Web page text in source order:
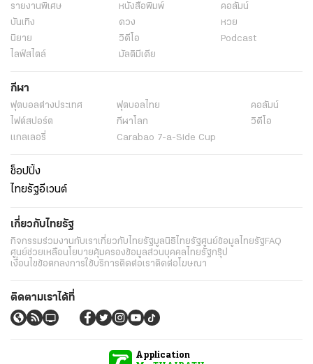
รายงานพิเศษ หนังสือพิมพ์
คอลัมน์
บันเทิง
ดวง
หวย
นิยาย
วิดีโอ
Podcast
ไลฟ์สไตล์
มัลติมีเดีย
กีฬา
ฟุตบอลต่่างประเทศ ฟุตบอลไทย
คอลัมน์
ไฟต์สปอร์ต
กีฬาโลก
วิดีโอ
แกลเลอรี่
Carabao 7-a-Side Cup
ช็อปปิ้ง
ไทยรัฐอีเวนต์
เกี่ยวกับไทยรัฐ
กิจกรรมร่วมงานกับเราเกี่ยวกับไทยรัฐมูลนิธิไทยรัฐศูนย์ข้อมูลไทยรัฐFAQ
ศูนย์ช่วยเหลือนโยบายคุ้มครองข้อมูลส่วนบุคคลไทยรัฐกรุ๊ป
เงื่อนไขข้อตกลงการใช้บริการติดต่อเราติดต่อโฆษณา
ติดตามเราได้ที่
Application